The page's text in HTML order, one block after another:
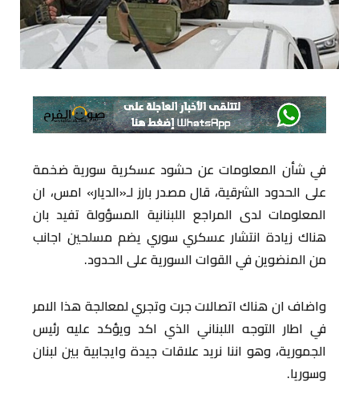
في شأن المعلومات عن حشود عسكرية سورية ضخمة
على الحدود الشرقية، قال مصدر بارز لـ«الديار» امس، ان
المعلومات لدى المراجع اللبنانية المسؤولة تفيد بان
هناك زيادة انتشار عسكري سوري يضم مسلحين اجانب
من المنضوين في القوات السورية على الحدود.
واضاف ان هناك اتصالات جرت وتجري لمعالجة هذا الامر
في اطار التوجه اللبناني الذي اكد ويؤكد عليه رئيس
الجمورية، وهو اننا نريد علاقات جيدة وايجابية بين لبنان
وسوريا.